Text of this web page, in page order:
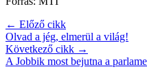
← Előző cikk
Olvad a jég, elmerül a világ!
Következő cikk →
A Jobbik most bejutna a